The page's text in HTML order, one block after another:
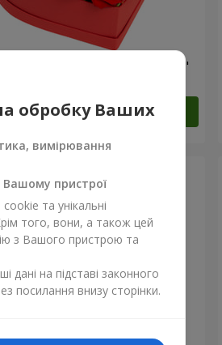
"Зворушливий презент"
Замовити
обробку Ваших
вимірювання
Вашому пристрої
та унікальні
того, вони, а також цей
з Вашого пристрою та
на підставі законного
посилання внизу сторінки.